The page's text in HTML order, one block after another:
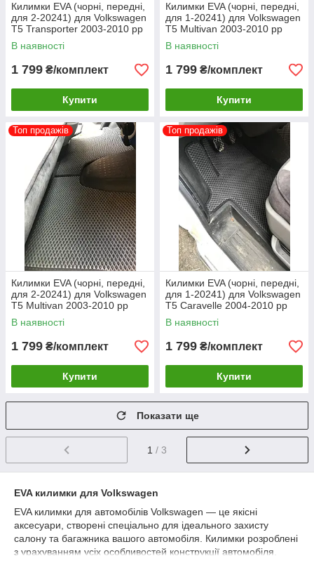
Килимки EVA (чорні, передні,
для 2-20241) для Volkswagen
T5 Transporter 2003-2010 рр
В наявності
1 799 ₴/комплект
Купити
Килимки EVA (чорні, передні,
для 1-20241) для Volkswagen
T5 Multivan 2003-2010 рр
В наявності
1 799 ₴/комплект
Купити
Топ продажів
Килимки EVA (чорні, передні,
для 2-20241) для Volkswagen
T5 Multivan 2003-2010 рр
В наявності
1 799 ₴/комплект
Купити
Топ продажів
Килимки EVA (чорні, передні,
для 1-20241) для Volkswagen
T5 Caravelle 2004-2010 рр
В наявності
1 799 ₴/комплект
Купити
Показати ще
1 / 3
EVA килимки для Volkswagen
EVA килимки для автомобілів Volkswagen — це якісні
аксесуари, створені спеціально для ідеального захисту
салону та багажника вашого автомобіля. Килимки розроблені
з урахуванням усіх особливостей конструкції автомобіля.